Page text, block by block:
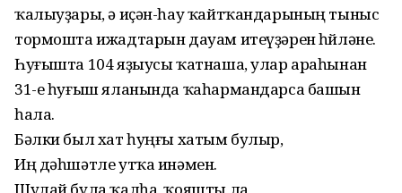
ҡалыуҙары, ә иҫән-һау ҡайтҡандарының тыныс
тормошта ижадтарын дауам итеүҙәрен һөйләне.
Һуғышта 104 яҙыусы ҡатнаша, улар араһынан
31-е һуғыш яланында ҡаһармандарса башын
һала.
Бәлки был хат һуңғы хатым булыр,
Иң дәһшәтле утҡа инәмен.